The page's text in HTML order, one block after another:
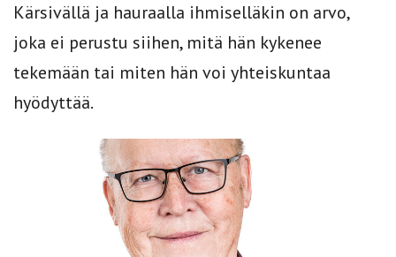
Kärsivällä ja hauraalla ihmiselläkin on arvo,
joka ei perustu siihen, mitä hän kykenee
tekemään tai miten hän voi yhteiskuntaa
hyödyttää.